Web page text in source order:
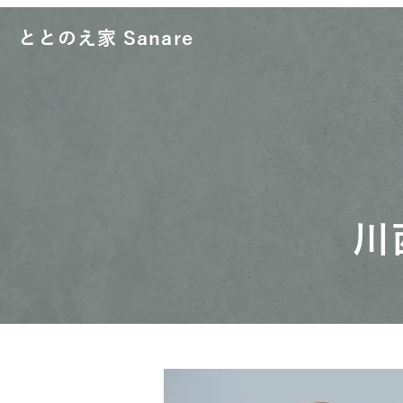
ととのえ家 Sanare
川